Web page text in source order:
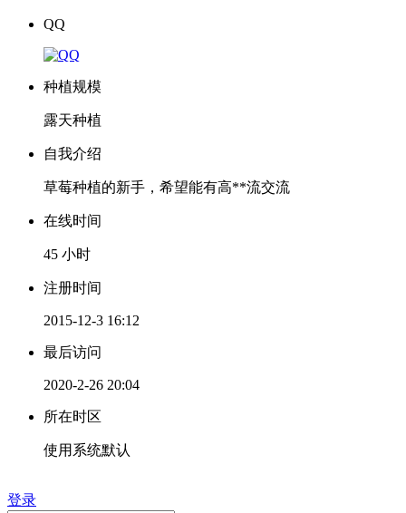
QQ
种植规模
露天种植
自我介绍
草莓种植的新手，希望能有高**流交流
在线时间
45 小时
注册时间
2015-12-3 16:12
最后访问
2020-2-26 20:04
所在时区
使用系统默认
登录